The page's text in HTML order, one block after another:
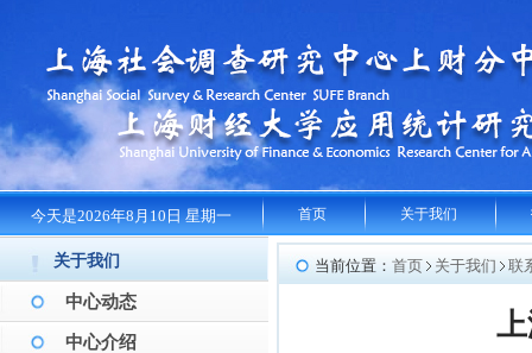
今天是2026年8月10日 星期一 首页 关于我们
关于我们
中心动态
中心介绍
当前位置： 首页 关于我们 联